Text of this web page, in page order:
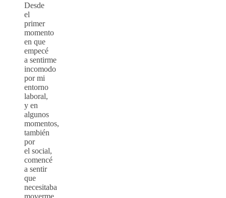
Desde
el
primer
momento
en que
empecé
a sentirme
incomodo
por mi
entorno
laboral,
y en
algunos
momentos,
también
por
el social,
comencé
a sentir
que
necesitaba
moverme